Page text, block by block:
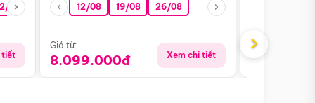
08 26/08 05/09 09/09 12/09
tiết
12/08 19/08 26/08
Giá từ:
8.099.000đ Xem chi tiết
Giá từ:
›